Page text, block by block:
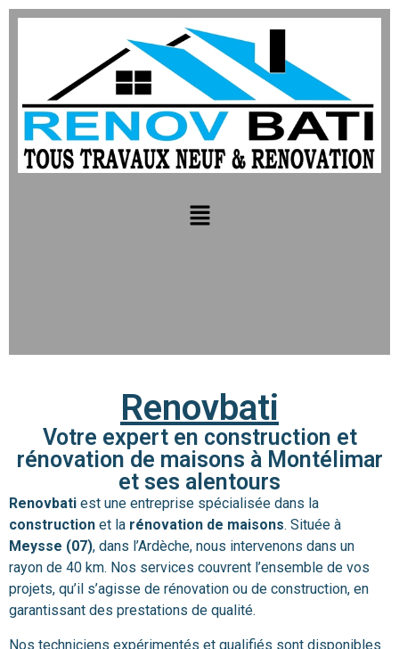
Renovbati
Votre expert en construction et
rénovation de maisons à Montélimar
et ses alentours
Renovbati est une entreprise spécialisée dans la
construction et la rénovation de maisons. Située à
Meysse (07), dans l’Ardèche, nous intervenons dans un
rayon de 40 km. Nos services couvrent l’ensemble de vos
projets, qu’il s’agisse de rénovation ou de construction, en
garantissant des prestations de qualité.
Nos techniciens expérimentés et qualifiés sont disponibles